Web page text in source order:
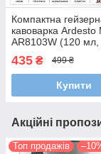
Компактна
кавоварка Ardesto
AR8103W (120 мл,
чашки) | Чорний
та ручка з
бамбука
435 ₴ 499 ₴
Купити
Акційні
Топ продажів